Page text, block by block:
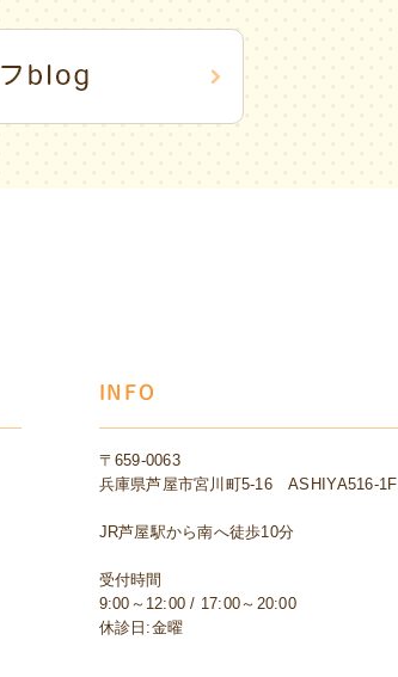
INFO
〒659-0063
兵庫県芦屋市宮川町5-16 ASHIYA516-1F
JR芦屋駅から南へ徒歩10分
受付時間
9:00～12:00 / 17:00～20:00
休診日:金曜